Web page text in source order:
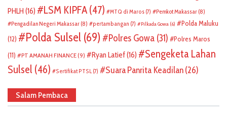
PHLH (16) LSM KIPFA (47) MTQ di Maros (7) Pemkot Makassar (8)
Pengadilan Negeri Makassar (8) pertambangan (7) Pilkada Gowa (6)
Polda Maluku
(12)
Polda Sulsel (69) Polres Gowa (31)
Polres Maros
(11)
PT AMANAH FINANCE(9) Ryan Latief(16)
Sengeketa Lahan
Sulsel (46) Sertifikat PTSL (7) Suara Panrita Keadilan(26)
Salam Pembaca